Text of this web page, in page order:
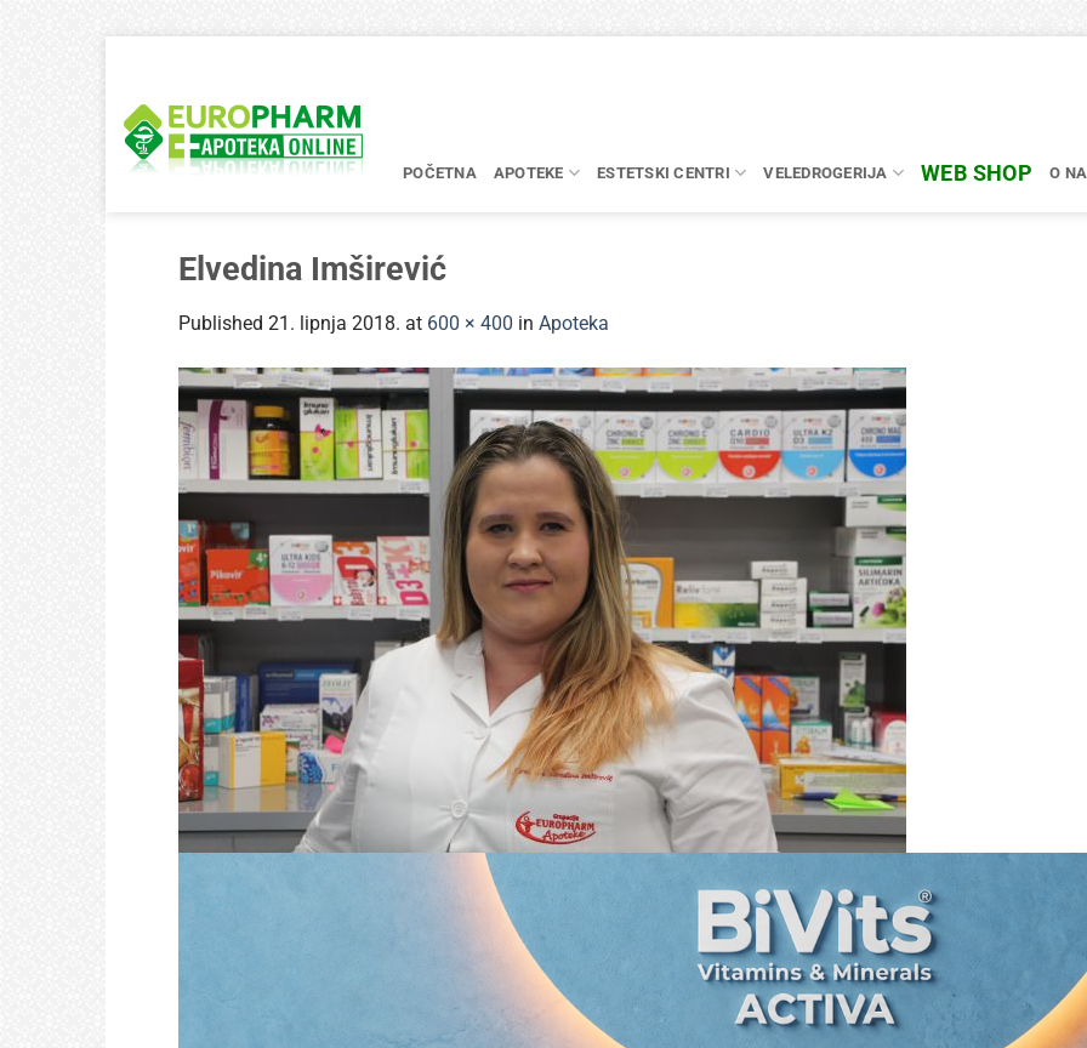
content
POČETNA APOTEKE ESTETSKI CENTRI VELEDROGERIJA WEB SHOP O
Elvedina Imširević
Published 21. lipnja 2018. at 600 × 400 in Apoteka